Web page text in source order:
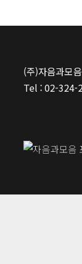
(주)자음과모
Tel : 02-324-